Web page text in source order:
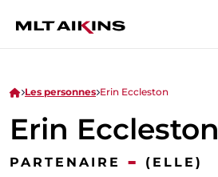
Les personnes Erin Eccleston
Erin Eccleston
PARTENAIRE - (ELLE)